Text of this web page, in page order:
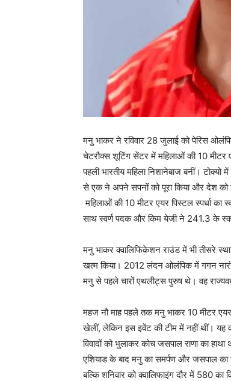
मनु भाकर ने रविवार 28 जुलाई को पेरिस
चेटरौक्स शूटिंग सेंटर में महिलाओं की 10 मीटर
पहली भारतीय महिला निशानेबाज बनीं।
से एक ने अपने सपनों को पूरा किया और देश को
महिलाओं की 10 मीटर एयर पिस्टल स्पर्धा
साथ स्वर्ण पदक और किम येजी ने 241.3 के
मनु भाकर क्वालिफिकेशन राउंड में भी तीसरे
खत्म किया। 2012 लंदन ओलंपिक में गगन
मनु से पहले चारों एथलीट्स पुरुष थे। वह
महज नौ माह पहले तक मनु भाकर 10 मीटर एयर
खेलीं, लेकिन इस इवेंट की टीम में नहीं थीं।
विवादों को भुलाकर कोच जसपाल राणा का
एशियाड के बाद मनु का समर्पण और जसपाल
बल्कि शनिवार को क्वालिफाइंग दौर में 580